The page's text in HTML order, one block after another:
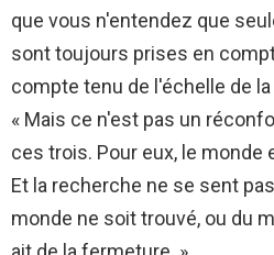
que vous n'entendez que
sont toujours prises en
compte tenu de l'échelle de
« Mais ce n'est pas un
ces trois. Pour eux, le monde
Et la recherche ne se sent
monde ne soit trouvé, ou du